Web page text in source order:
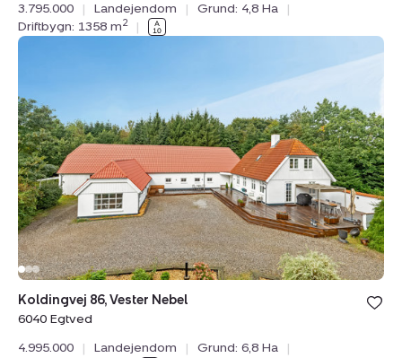
3.795.000
| Landejendom | Grund: 4,8 Ha
|
Driftbygn: 1358 m2 |
Vester
Nebel,
6040
Egtved
Koldingvej 86, Vester Nebel
6040 Egtved
4.995.000
| Landejendom | Grund: 6,8 Ha
|